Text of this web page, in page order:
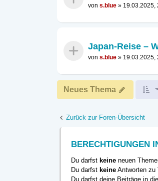
von s.blue » 19.03.2025,
Japan-Reise –
von s.blue » 19.03.2025,
Neues Thema
Zurück zur Foren-Übersicht
BERECHTIGUNGEN
Du darfst keine neuen
Du darfst keine Antworten zu
Du darfst deine Beiträge in